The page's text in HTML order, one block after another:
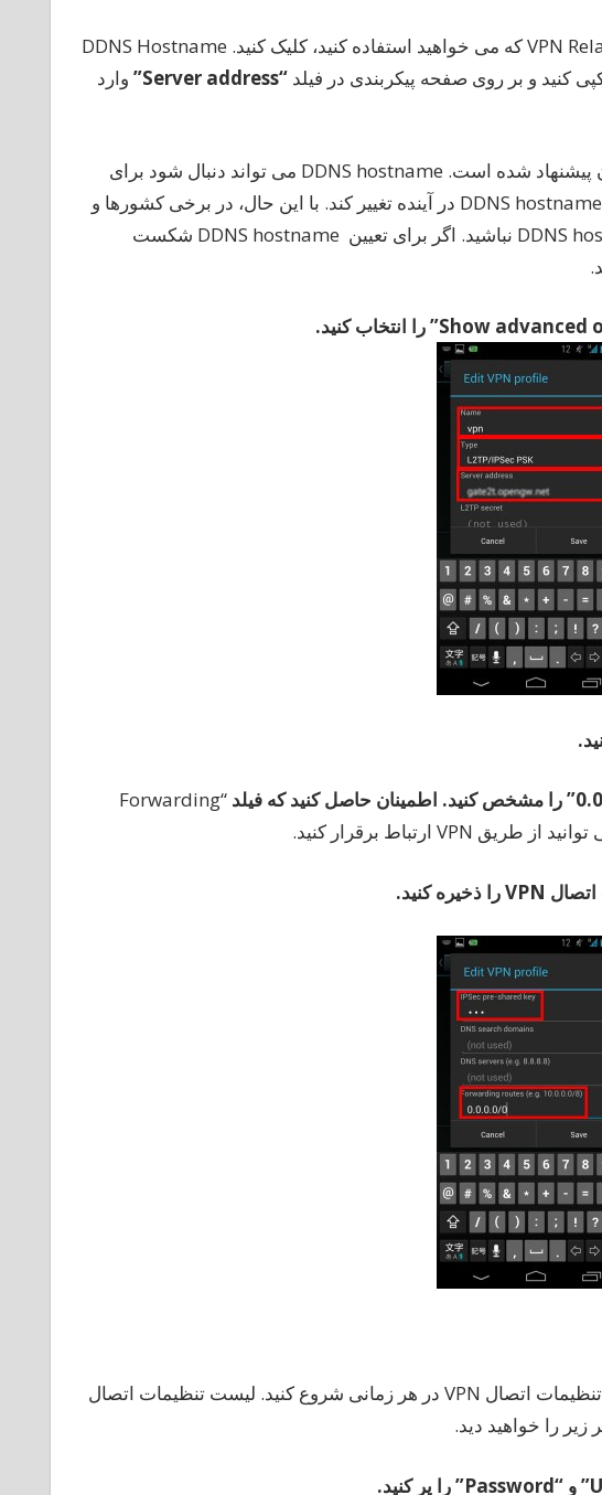
صفحه VPN Servers Listرا باز کنید، روی VPN Relay Server که می خواهید استفاده کنید، کلیک کنید. DDNS Hostname
“Server address”
وارد
به طور کلی، DDNS Hostname برای مشخص کردن پیشنهاد شده است. DDNS hostname می تواند دنبال شود برای
اینکه استفاده شود حتی اگر مکاتبه های آدرس IP از DDNS hostname در آینده تغییر کند. با این حال، در برخی کشورها و
نواحی، ممکن است شما قادر به استفاده از DDNS hostname نباشید. اگر برای تعیین DDNS hostname شکست
را انتخابکنید.
.
را مشخصکنید. اطمینان حاصلکنیدکه فیلد “Forwarding
اتصال VPNرا ذخیرهکنید.
شما می توانید یک اتصال VPN را با استفاده از ایجاد تنظیمات اتصال VPN در هر زمانی شروع کنید. لیست تنظیمات اتصال
و “Password” را پر کنید.